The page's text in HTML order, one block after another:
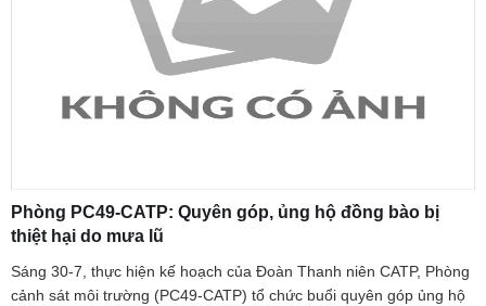
Phòng PC49-CATP: Quyên góp, ủng hộ đồng bào bị
thiệt hại do mưa lũ
Sáng 30-7, thực hiện kế hoạch của Đoàn Thanh niên CATP, Phòng
cảnh sát môi trường (PC49-CATP) tổ chức buổi quyên góp ủng hộ